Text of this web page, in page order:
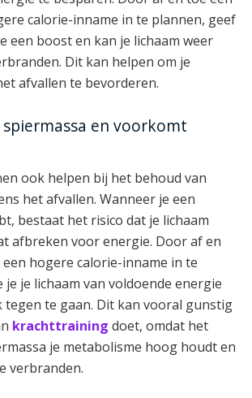
calorie-inname in te plannen, geef
een boost en kan je lichaam weer
Dit kan helpen om je
afvallen te bevorderen.
spiermassa en voorkomt
ook helpen bij het behoud van
het afvallen. Wanneer je een
bestaat het risico dat je lichaam
afbreken voor energie. Door af en
hogere calorie-inname in te
je lichaam van voldoende energie
te gaan. Dit kan vooral gunstig
krachttraining doet, omdat het
je metabolisme hoog houdt en
verbranden.